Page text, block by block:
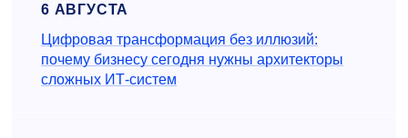
6 АВГУСТА
Цифровая трансформация без иллюзий:
почему бизнесу сегодня нужны архитекторы
сложных ИТ-систем